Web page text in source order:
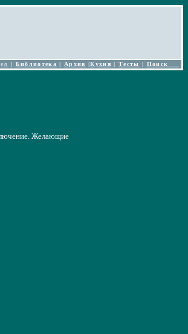
| Библиотека | Архив |Кухня | Тесты | Поиск
Желающие